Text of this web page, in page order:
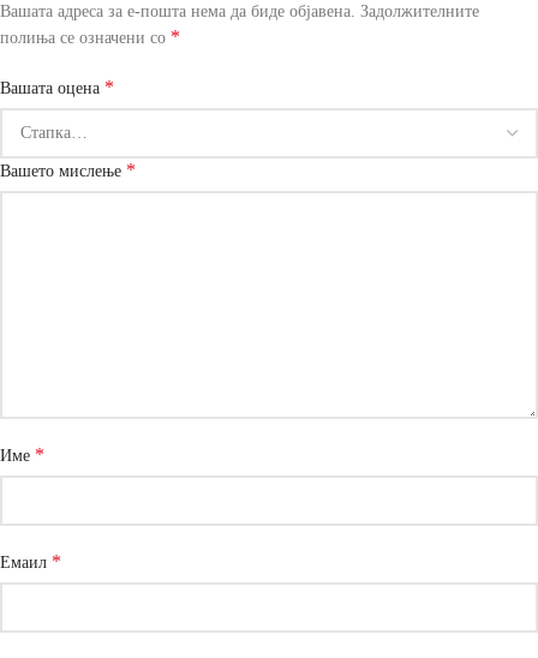
Вашата адреса за е-пошта нема да биде објавена. Задолжителните
полиња се означени со *
Вашата оцена *
Вашето мислење *
Име *
Емаил *